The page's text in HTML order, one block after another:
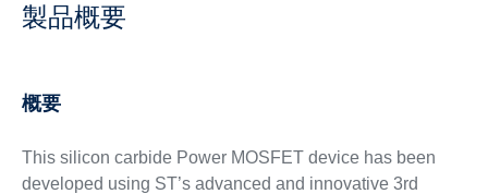
製品概要
概要
This silicon carbide Power MOSFET device has been
developed using ST’s advanced and innovative 3rd